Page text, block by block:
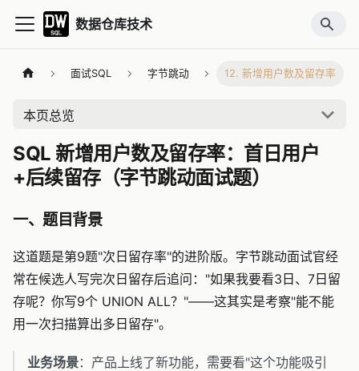
数据仓库技术
面试SQL 字节跳动 12. 新增用户数及留存率
本页总览
SQL 新增用户数及留存率：首日用户
+后续留存（字节跳动面试题）
一、题目背景
这道题是第9题"次日留存率"的进阶版。字节跳动面试官经
常在候选人写完次日留存后追问："如果我要看3日、7日留
存呢？你写9个 UNION ALL？"——这其实是考察"能不能
用一次扫描算出多日留存"。
业务场景：产品上线了新功能，需要看"这个功能吸引